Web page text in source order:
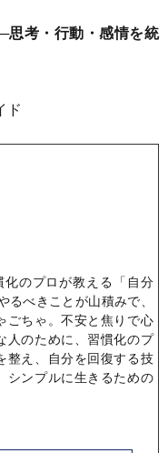
考・行動・感情を統
ド
化のプロが教える「自分
べきことが山積みで、
ごちゃ。不安と焦りで心
人のために、習慣化のプ
整え、自分を回復する技
シンプルに生きるための